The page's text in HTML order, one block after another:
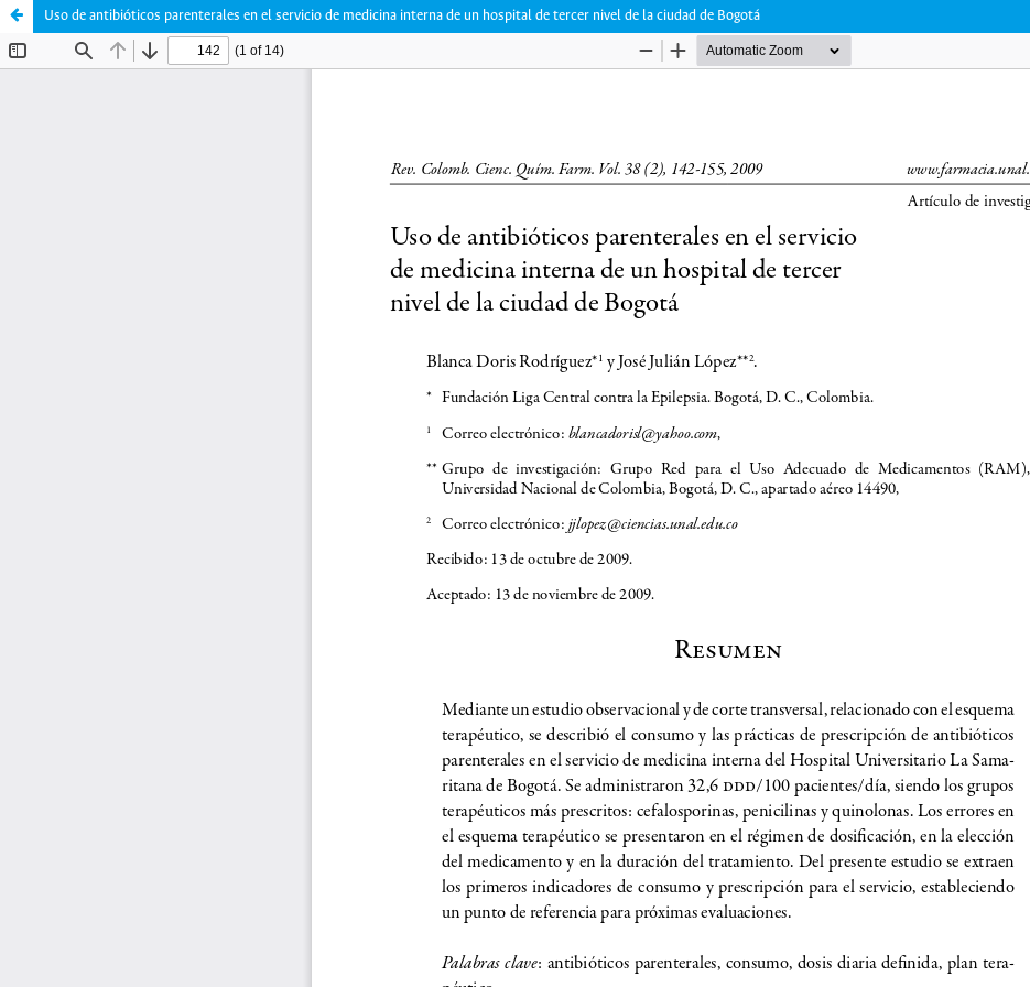
Uso de antibióticos parenterales en el servicio de medicina interna de un hospital de tercer nivel de la ciudad de Bogotá